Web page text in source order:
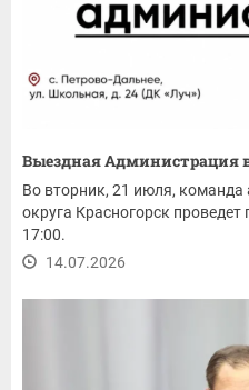
Выездная Администрация
Во вторник, 21 июля, команда
округа Красногорск
17:00.
14.07.2026